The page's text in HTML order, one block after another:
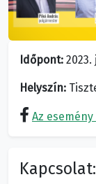
Időpont:
Helyszín:
Az
Kapcsolat: